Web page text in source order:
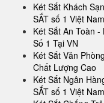
Két Sắt Khách
SẮT số 1 Việt Nam
Két Sắt An Toàn
Số 1 Tại VN
Két Sắt Văn
Chất Lượng Cao
Két Sắt Ngân
SẮT số 1 Việt Nam